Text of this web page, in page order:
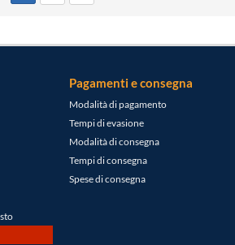
Pagamenti e consegna
Modalità di pagamento
Tempi di evasione
Modalità di consegna
Tempi di consegna
Spese di consegna